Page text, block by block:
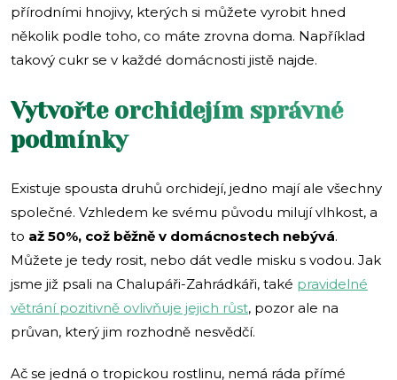
přírodními hnojivy, kterých si můžete vyrobit hned
několik podle toho, co máte zrovna doma. Například
takový cukr se v každé domácnosti jistě najde.
Vytvořte orchidejím správné
podmínky
Existuje spousta druhů orchidejí, jedno mají ale všechny
společné. Vzhledem ke svému původu milují vlhkost, a
to až 50%, což běžně v domácnostech nebývá.
Můžete je tedy rosit, nebo dát vedle misku s vodou. Jak
jsme již psali na Chalupáři-Zahrádkáři, také pravidelné
větrání pozitivně ovlivňuje jejich růst, pozor ale na
průvan, který jim rozhodně nesvědčí.
Ač se jedná o tropickou rostlinu, nemá ráda přímé